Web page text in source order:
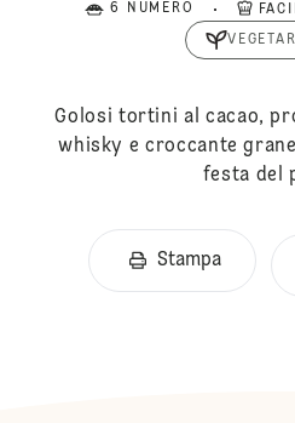
6 NUMERO
Golosi tortini al cacao,
whisky e croccante
festa del
Stampa